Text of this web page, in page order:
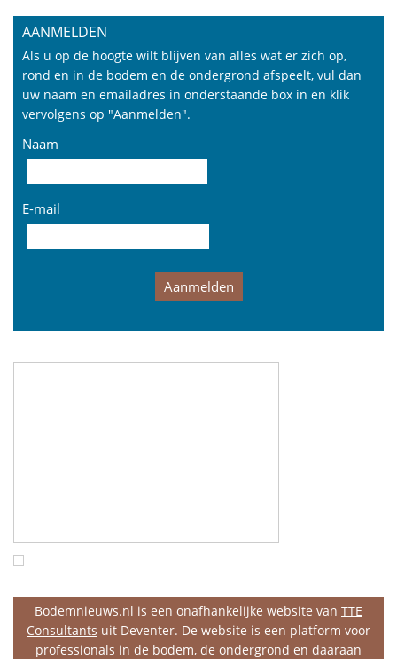
AANMELDEN
Als u op de hoogte wilt blijven van alles wat er zich op,
rond en in de bodem en de ondergrond afspeelt, vul dan
uw naam en emailadres in onderstaande box in en klik
vervolgens op "Aanmelden".
Naam
E-mail
Aanmelden
Bodemnieuws.nl is een onafhankelijke website van TTE
Consultants uit Deventer. De website is een platform voor
professionals in de bodem, de ondergrond en daaraan